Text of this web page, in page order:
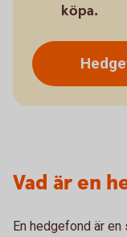
köpa.
Vad är en
En hedgefond är